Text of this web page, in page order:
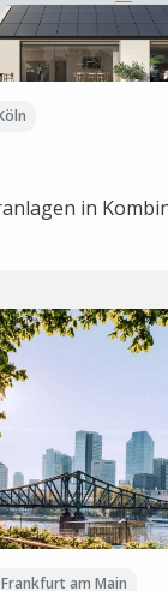
in
Frankfurt am Main